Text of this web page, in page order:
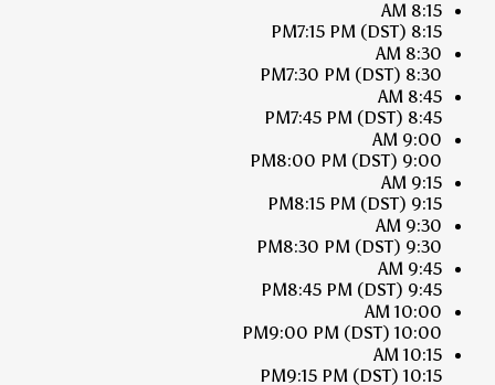
8:15 AM
8:15 PM
7:15 PM (DST)
8:30 AM
8:30 PM
7:30 PM (DST)
8:45 AM
8:45 PM
7:45 PM (DST)
9:00 AM
9:00 PM
8:00 PM (DST)
9:15 AM
9:15 PM
8:15 PM (DST)
9:30 AM
9:30 PM
8:30 PM (DST)
9:45 AM
9:45 PM
8:45 PM (DST)
10:00 AM
10:00 PM
9:00 PM (DST)
10:15 AM
10:15 PM
9:15 PM (DST)